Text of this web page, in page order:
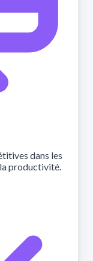
dans les
productivité.